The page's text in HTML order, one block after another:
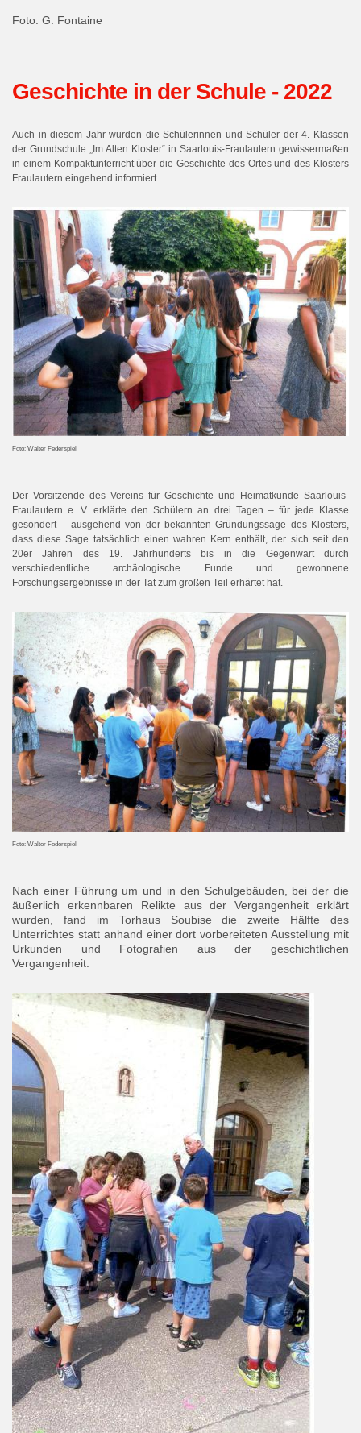
Foto: G. Fontaine
Geschichte in der Schule - 2022
Auch in diesem Jahr wurden die Schülerinnen und Schüler der 4. Klassen
der Grundschule „Im Alten Kloster“ in Saarlouis-Fraulautern gewissermaßen
in einem Kompaktunterricht über die Geschichte des Ortes und des Klosters
Fraulautern eingehend informiert.
Foto: Walter Federspiel
Der Vorsitzende des Vereins für Geschichte und Heimatkunde Saarlouis-
Fraulautern e. V. erklärte den Schülern an drei Tagen – für jede Klasse
gesondert – ausgehend von der bekannten Gründungssage des Klosters,
dass diese Sage tatsächlich einen wahren Kern enthält, der sich seit den
20er Jahren des 19. Jahrhunderts bis in die Gegenwart durch
verschiedentliche archäologische Funde und gewonnene
Forschungsergebnisse in der Tat zum großen Teil erhärtet hat.
Foto: Walter Federspiel
Nach einer Führung um und in den Schulgebäuden, bei der die
äußerlich erkennbaren Relikte aus der Vergangenheit erklärt
wurden, fand im Torhaus Soubise die zweite Hälfte des
Unterrichtes statt anhand einer dort vorbereiteten Ausstellung mit
Urkunden und Fotografien aus der geschichtlichen
Vergangenheit.